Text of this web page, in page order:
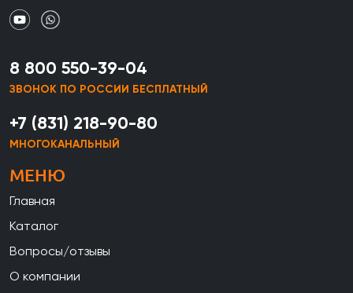
8 800 550-39-04
ЗВОНОК ПО РОССИИ БЕСПЛАТНЫЙ
+7 (831) 218-90-80
МНОГОКАНАЛЬНЫЙ
МЕНЮ
Главная
Каталог
Вопросы/отзывы
О компании